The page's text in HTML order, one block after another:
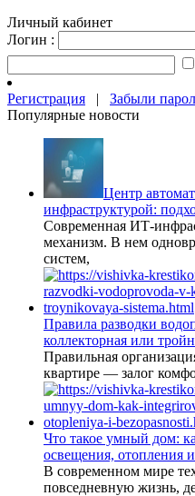
Личный кабинет
Логин :
Регистрация | Забыли
Популярные новости
Центр
инфраструктурой:
Современная ИТ-
механизм. В нем
систем,
Правила разводки
коллекторная или
Правильная
квартире — залог
Что такое умный дом:
освещения, отопления
В современном мире
повседневную жизнь,